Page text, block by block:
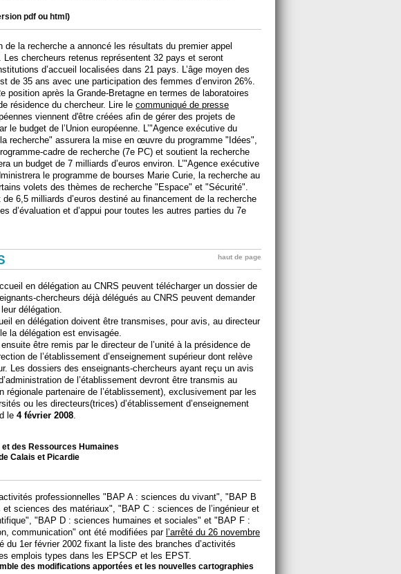
pdf ou html )
de la recherche a annoncé les résultats du premier appel
chercheurs retenus représentent 32 pays et seront
d’accueil localisées dans 21 pays. L’âge moyen des
de 35 ans avec une participation des femmes d’environ 26%.
position après la Grande-Bretagne en termes de laboratoires
résidence du chercheur. Lire le communiqué de presse
viennent d'être créées afin de gérer des projets de
le budget de l’Union européenne. L’"Agence exécutive du
recherche" assurera la mise en œuvre du programme "Idées",
cadre de recherche (7e PC) et soutient la recherche
un budget de 7 milliards d’euros environ. L’"Agence exécutive
le programme de bourses Marie Curie, la recherche au
volets des thèmes de recherche "Espace" et "Sécurité".
de 6,5 milliards d’euros destiné au financement de la recherche
d’évaluation et d’appui pour toutes les autres parties du 7e
haut de page
en délégation au CNRS peuvent télécharger un dossier de
chercheurs déjà délégués au CNRS peuvent demander
délégation.
en délégation doivent être transmises, pour avis, au directeur
la délégation est envisagée.
être remis par le directeur de l’unité à la présidence de
de l’établissement d’enseignement supérieur dont relève
Les dossiers des enseignants-chercheurs ayant reçu un avis
de l’établissement devront être transmis au
régionale partenaire de l’établissement), exclusivement par les
ou les directeurs(trices) d’établissement d’enseignement
le 4 février 2008.
des Ressources Humaines
Calais et Picardie
professionnelles "BAP A : sciences du vivant", "BAP B
sciences des matériaux", "BAP C : sciences de l’ingénieur et
"BAP D : sciences humaines et sociales" et "BAP F :
communication" ont été modifiées par l’arrêté du 26 novembre
du 1er février 2002 fixant la liste des branches d’activités
emplois types dans les EPSCP et les EPST.
des modifications apportées et les nouvelles cartographies